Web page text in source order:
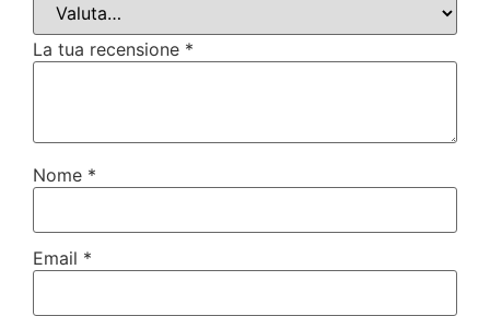
La tua recensione *
Nome *
Email *